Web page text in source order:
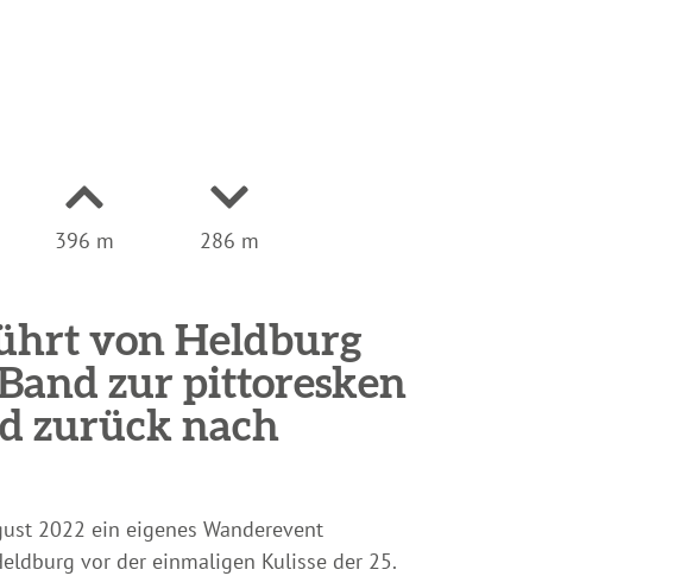
396 m 286 m
von Heldburg
zur pittoresken
zurück nach
2022 ein eigenes Wanderevent
vor der einmaligen Kulisse der 25.